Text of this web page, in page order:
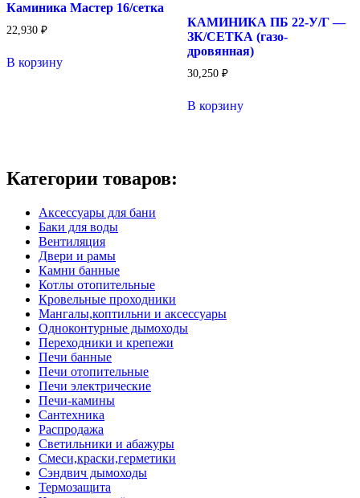
Каминика Мастер 16/сетка
22,930 ₽
В корзину
КАМИНИКА ПБ 22-У/Г —
ЗК/СЕТКА (газо-
дровянная)
30,250 ₽
В корзину
Категории товаров:
Аксессуары для бани
Баки для воды
Вентиляция
Двери и рамы
Камни банные
Котлы отопительные
Кровельные проходники
Мангалы,коптильни и аксессуары
Одноконтурные дымоходы
Переходники и крепежи
Печи банные
Печи отопительные
Печи электрические
Печи-камины
Сантехника
Распродажа
Светильники и абажуры
Смеси,краски,герметики
Сэндвич дымоходы
Термозащита